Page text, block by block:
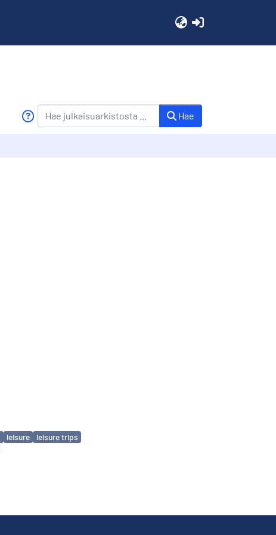
Hae
leisure
leisure trips